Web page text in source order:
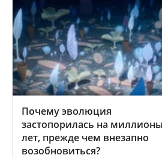
Почему эволюция
застопорилась на миллионы
лет, прежде чем внезапно
возобновиться?